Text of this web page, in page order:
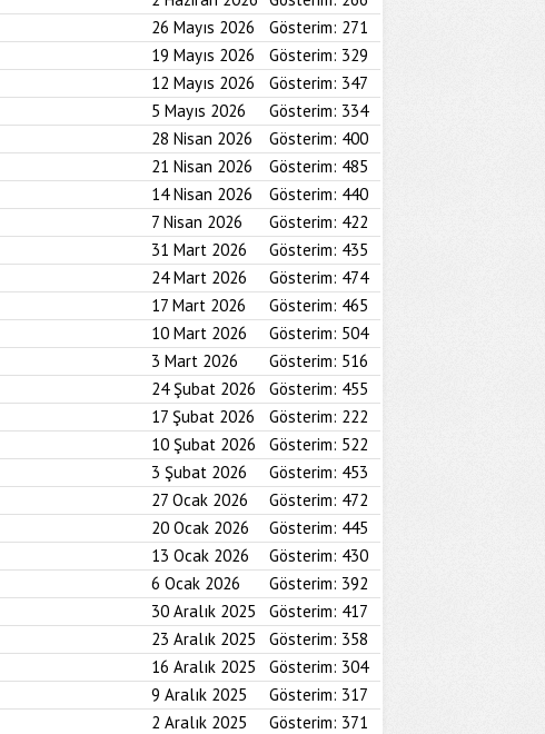
26 Mayıs 2026 Gösterim: 271
19 Mayıs 2026 Gösterim: 329
12 Mayıs 2026 Gösterim: 347
5 Mayıs 2026 Gösterim: 334
28 Nisan 2026 Gösterim: 400
21 Nisan 2026 Gösterim: 485
14 Nisan 2026 Gösterim: 440
7 Nisan 2026 Gösterim: 422
31 Mart 2026 Gösterim: 435
24 Mart 2026 Gösterim: 474
17 Mart 2026 Gösterim: 465
10 Mart 2026 Gösterim: 504
3 Mart 2026 Gösterim: 516
24 Şubat 2026 Gösterim: 455
17 Şubat 2026 Gösterim: 222
10 Şubat 2026 Gösterim: 522
3 Şubat 2026 Gösterim: 453
27 Ocak 2026 Gösterim: 472
20 Ocak 2026 Gösterim: 445
13 Ocak 2026 Gösterim: 430
6 Ocak 2026 Gösterim: 392
30 Aralık 2025 Gösterim: 417
23 Aralık 2025 Gösterim: 358
16 Aralık 2025 Gösterim: 304
9 Aralık 2025 Gösterim: 317
2 Aralık 2025 Gösterim: 371